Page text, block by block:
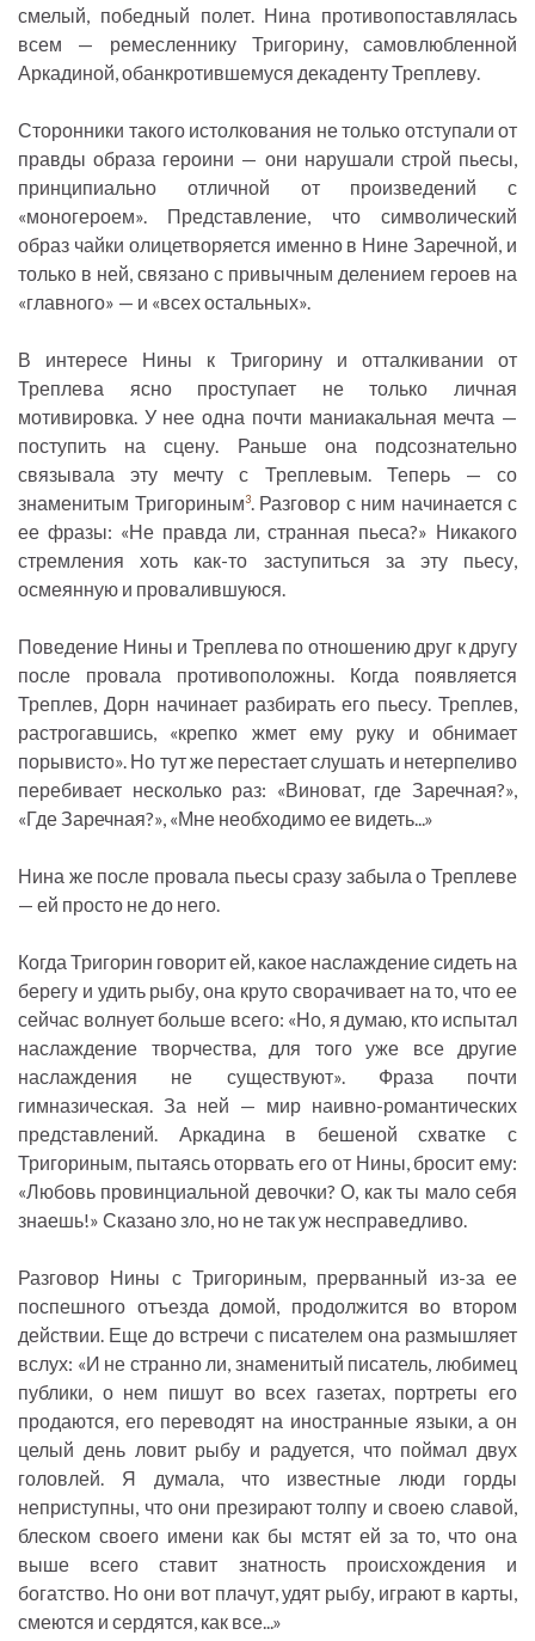
смелый, победный полет. Нина противопоставлялась
всем — ремесленнику Тригорину, самовлюбленной
Аркадиной, обанкротившемуся декаденту Треплеву.
Сторонники такого истолкования не только отступали от
правды образа героини — они нарушали строй пьесы,
принципиально отличной от произведений с
«моногероем». Представление, что символический
образ чайки олицетворяется именно в Нине Заречной, и
только в ней, связано с привычным делением героев на
«главного» — и «всех остальных».
В интересе Нины к Тригорину и отталкивании от
Треплева ясно проступает не только личная
мотивировка. У нее одна почти маниакальная мечта —
поступить на сцену. Раньше она подсознательно
связывала эту мечту с Треплевым. Теперь — со
знаменитым Тригориным3. Разговор с ним начинается с
ее фразы: «Не правда ли, странная пьеса?» Никакого
стремления хоть как-то заступиться за эту пьесу,
осмеянную и провалившуюся.
Поведение Нины и Треплева по отношению друг к другу
после провала противоположны. Когда появляется
Треплев, Дорн начинает разбирать его пьесу. Треплев,
растрогавшись, «крепко жмет ему руку и обнимает
порывисто». Но тут же перестает слушать и нетерпеливо
перебивает несколько раз: «Виноват, где Заречная?»,
«Где Заречная?», «Мне необходимо ее видеть...»
Нина же после провала пьесы сразу забыла о Треплеве
— ей просто не до него.
Когда Тригорин говорит ей, какое наслаждение сидеть на
берегу и удить рыбу, она круто сворачивает на то, что ее
сейчас волнует больше всего: «Но, я думаю, кто испытал
наслаждение творчества, для того уже все другие
наслаждения не существуют». Фраза почти
гимназическая. За ней — мир наивно-романтических
представлений. Аркадина в бешеной схватке с
Тригориным, пытаясь оторвать его от Нины, бросит ему:
«Любовь провинциальной девочки? О, как ты мало себя
знаешь!» Сказано зло, но не так уж несправедливо.
Разговор Нины с Тригориным, прерванный из-за ее
поспешного отъезда домой, продолжится во втором
действии. Еще до встречи с писателем она размышляет
вслух: «И не странно ли, знаменитый писатель, любимец
публики, о нем пишут во всех газетах, портреты его
продаются, его переводят на иностранные языки, а он
целый день ловит рыбу и радуется, что поймал двух
головлей. Я думала, что известные люди горды
неприступны, что они презирают толпу и своею славой,
блеском своего имени как бы мстят ей за то, что она
выше всего ставит знатность происхождения и
богатство. Но они вот плачут, удят рыбу, играют в карты,
смеются и сердятся, как все...»